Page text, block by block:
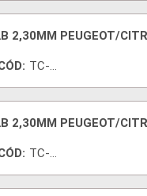
18
2,30MM PEUGEOT/
TC-
18
2,30MM PEUGEOT/
TC-
18